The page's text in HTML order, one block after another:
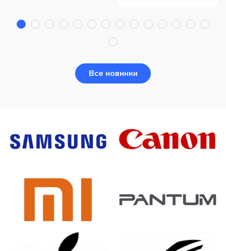
Все новинки